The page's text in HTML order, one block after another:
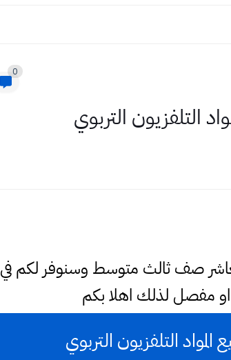
0
التلفزيون التربوي
صف ثالث متوسط وسنوفر لكم في
مفصل لذلك اهلا بكم
التلفزيون التربوي